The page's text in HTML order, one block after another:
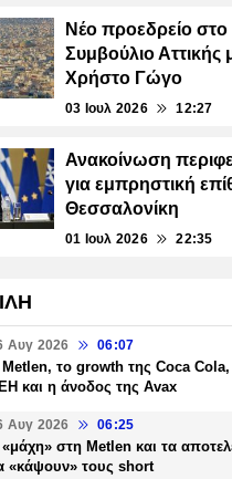
Νέο προεδρείο στο
Συμβούλιο
Χρήστο Γώγο
03 Ιουλ 2026 12:27
Ανακοίνωση
για εμπρηστική
Θεσσαλονίκη
01 Ιουλ 2026 22:35
Αυγ 2026 06:07
Metlen, το growth της Coca Cola,
και η άνοδος της Avax
Αυγ 2026 06:25
«μάχη» στη Metlen και τα
«κάψουν» τους short